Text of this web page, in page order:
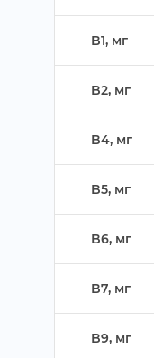
B1, м
B2, м
B4, м
B5, м
B6, м
B7, м
B9, м